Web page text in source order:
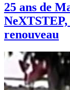
25 ans de
renouveau